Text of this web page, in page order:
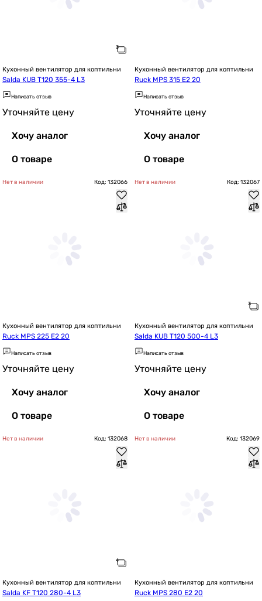
Кухонный вентилятор для коптильни
Salda KUB T120 355-4 L3
Написать отзыв
Уточняйте цену
Хочу аналог
О товаре
Кухонный вентилятор для коптильни
Ruck MPS 315 E2 20
Написать отзыв
Уточняйте цену
Хочу аналог
О товаре
Нет в наличии Код: 132066
Кухонный вентилятор для коптильни
Ruck MPS 225 E2 20
Написать отзыв
Уточняйте цену
Хочу аналог
О товаре
Нет в наличии Код: 132067
Кухонный вентилятор для коптильни
Salda KUB T120 500-4 L3
Написать отзыв
Уточняйте цену
Хочу аналог
О товаре
Нет в наличии Код: 132068
Кухонный вентилятор для коптильни
Salda KF T120 280-4 L3
Нет в наличии Код: 132069
Кухонный вентилятор для коптильни
Ruck MPS 280 E2 20